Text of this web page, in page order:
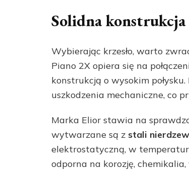
Solidna
Wybierając krzesło, warto
Piano 2X opiera się na
konstrukcją o wysokim
uszkodzenia mechaniczne, co
Marka Elior stawia na
wytwarzane są z stali
elektrostatyczną, w
odporna na korozję,